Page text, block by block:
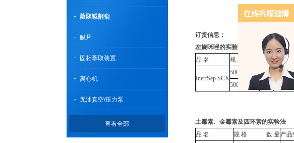
萃取试剂盒
散装吸附剂
膜片
固相萃取装置
离心机
无油真空/压力泵
查看全部
订货信息：
左旋咪唑的实验法
品 名
规 格 数 量产品编号
InertSep SCX
500mg/3mL 50/P 5010-
500mg/6mL
50/P 5010-
土霉素、金霉素及四环素的实验法
品 名
规 格 数 量产品